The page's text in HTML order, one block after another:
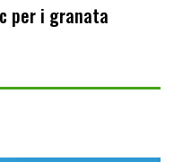
per i granata